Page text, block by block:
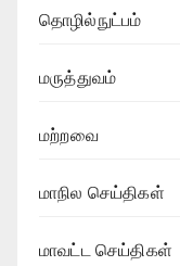
தொழில்நுட்பம்
மருத்துவம்
மற்றவை
மாநில செய்திகள்
மாவட்ட செய்திகள்